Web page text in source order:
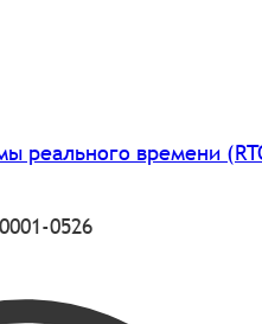
реального времени
0526